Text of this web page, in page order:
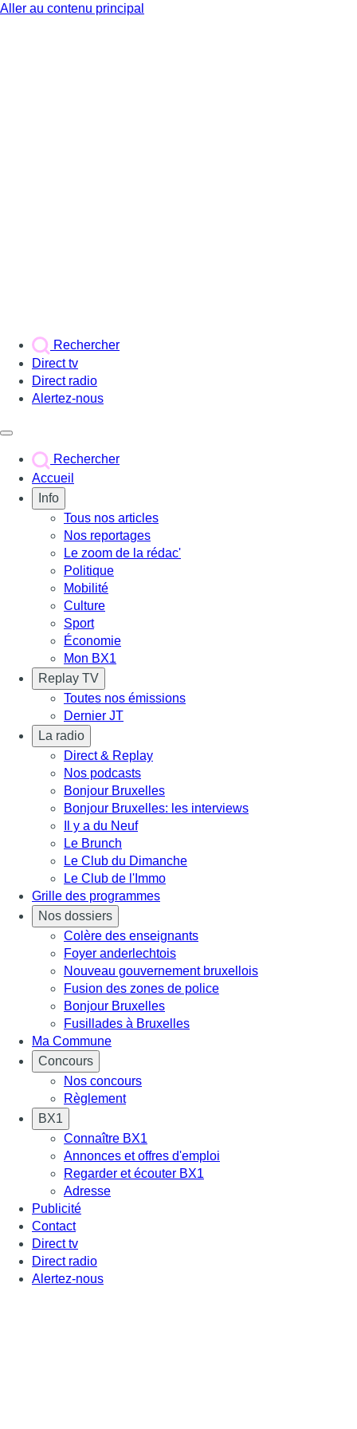
Aller au contenu principal
Rechercher
Direct tv
Direct radio
Alertez-nous
Rechercher
Accueil
Info
Tous nos articles
Nos reportages
Le zoom de la rédac'
Politique
Mobilité
Culture
Sport
Économie
Mon BX1
Replay TV
Toutes nos émissions
Dernier JT
La radio
Direct & Replay
Nos podcasts
Bonjour Bruxelles
Bonjour Bruxelles: les interviews
Il y a du Neuf
Le Brunch
Le Club du Dimanche
Le Club de l'Immo
Grille des programmes
Nos dossiers
Colère des enseignants
Foyer anderlechtois
Nouveau gouvernement bruxellois
Fusion des zones de police
Bonjour Bruxelles
Fusillades à Bruxelles
Ma Commune
Concours
Nos concours
Règlement
BX1
Connaître BX1
Annonces et offres d'emploi
Regarder et écouter BX1
Adresse
Publicité
Contact
Direct tv
Direct radio
Alertez-nous